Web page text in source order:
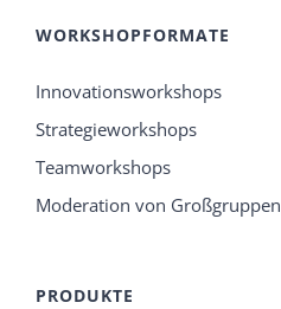
WORKSHOPFORMATE
Innovationsworkshops
Strategieworkshops
Teamworkshops
Moderation von Großgruppen
PRODUKTE